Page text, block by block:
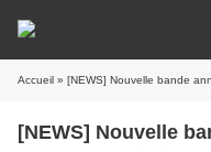
Accueil » [NEWS] Nouvelle bande
[NEWS] Nouvelle